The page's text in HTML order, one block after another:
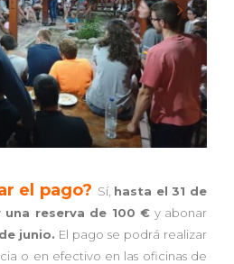
el pago? Sí, hasta el 31 de
reserva de 100 € y abonar
junio. El pago se podrá realizar
o en efectivo en las oficinas de